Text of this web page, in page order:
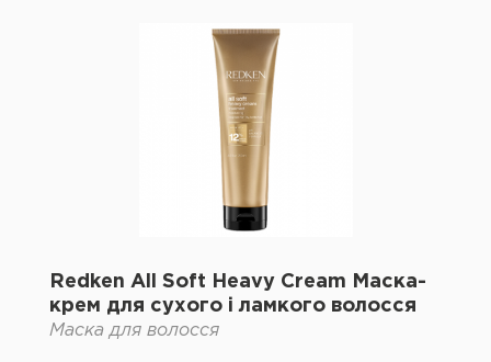
Redken All Soft Heavy Cream Маска-
крем для сухого і ламкого волосся
Маска для волосся